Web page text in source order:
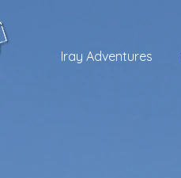
Iray Adventures